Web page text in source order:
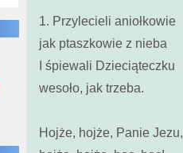
1. Przylecieli aniołkowie
jak ptaszkowie z nieba
I śpiewali Dzieciąteczku
wesoło, jak trzeba.
Hojże, hojże, Panie Jezu,